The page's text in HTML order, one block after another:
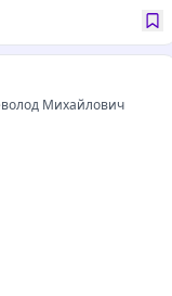
Михайлович